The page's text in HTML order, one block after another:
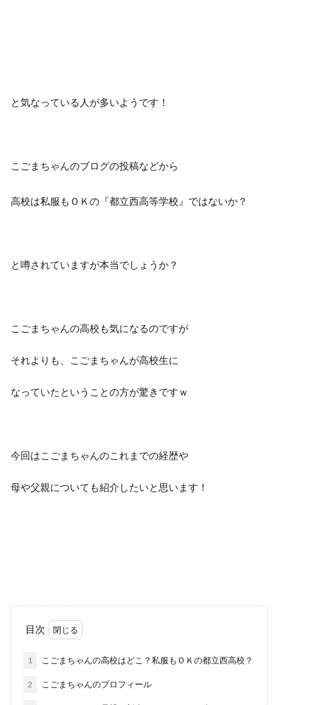
と気なっている人が多いようです！
こごまちゃんのブログの投稿などから
高校は私服もＯＫの『都立西高等学校』ではないか？
と噂されていますが本当でしょうか？
こごまちゃんの高校も気になるのですが
それよりも、こごまちゃんが高校生に
なっていたということの方が驚きですｗ
今回はこごまちゃんのこれまでの経歴や
母や父親についても紹介したいと思います！
目次
1 こごまちゃんの高校はどこ？私服もＯＫの都立西高校？
2 こごまちゃんのプロフィール